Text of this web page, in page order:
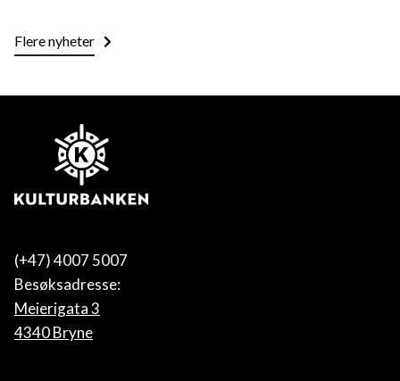
Flere nyheter
(+47) 4007 5007
Besøksadresse:
Meierigata 3
4340 Bryne